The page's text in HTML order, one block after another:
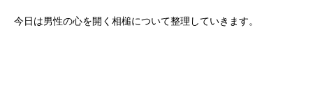
今日は男性の心を開く相槌について整理していきます。